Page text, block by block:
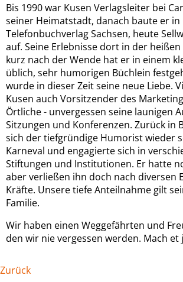
Bis 1990 war Kusen Verlagsleiter bei
seiner Heimatstadt, danach baute er in
Telefonbuchverlag Sachsen, heute
auf. Seine Erlebnisse dort in der
kurz nach der Wende hat er in einem
üblich, sehr humorigen Büchlein
wurde in dieser Zeit seine neue Liebe.
Kusen auch Vorsitzender des
Örtliche - unvergessen seine launigen
Sitzungen und Konferenzen. Zurück in
sich der tiefgründige Humorist wieder
Karneval und engagierte sich in
Stiftungen und Institutionen. Er hatte
aber verließen ihn doch nach diversen
Kräfte. Unsere tiefe Anteilnahme gilt
Familie.
Wir haben einen Weggefährten und
den wir nie vergessen werden. Mach et
Zurück